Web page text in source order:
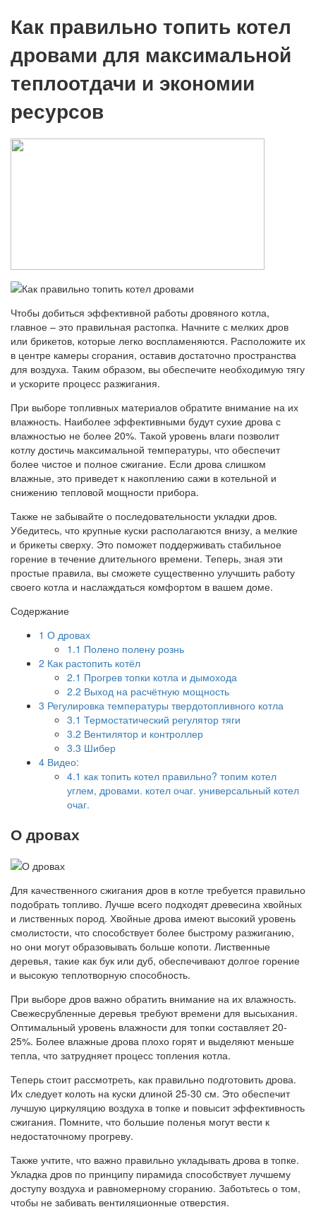
Как правильно топить котел
дровами для максимальной
теплоотдачи и экономии
ресурсов
Чтобы добиться эффективной работы дровяного котла,
главное – это правильная растопка. Начните с мелких дров
или брикетов, которые легко воспламеняются. Расположите их
в центре камеры сгорания, оставив достаточно пространства
для воздуха. Таким образом, вы обеспечите необходимую тягу
и ускорите процесс разжигания.
При выборе топливных материалов обратите внимание на их
влажность. Наиболее эффективными будут сухие дрова с
влажностью не более 20%. Такой уровень влаги позволит
котлу достичь максимальной температуры, что обеспечит
более чистое и полное сжигание. Если дрова слишком
влажные, это приведет к накоплению сажи в котельной и
снижению тепловой мощности прибора.
Также не забывайте о последовательности укладки дров.
Убедитесь, что крупные куски располагаются внизу, а мелкие
и брикеты сверху. Это поможет поддерживать стабильное
горение в течение длительного времени. Теперь, зная эти
простые правила, вы сможете существенно улучшить работу
своего котла и наслаждаться комфортом в вашем доме.
Содержание
1 О дровах
1.1 Полено полену рознь
2 Как растопить котёл
2.1 Прогрев топки котла и дымохода
2.2 Выход на расчётную мощность
3 Регулировка температуры твердотопливного котла
3.1 Термостатический регулятор тяги
3.2 Вентилятор и контроллер
3.3 Шибер
4 Видео:
4.1 как топить котел правильно? топим котел
углем, дровами. котел очаг. универсальный котел
очаг.
О дровах
Для качественного сжигания дров в котле требуется правильно
подобрать топливо. Лучше всего подходят древесина хвойных
и лиственных пород. Хвойные дрова имеют высокий уровень
смолистости, что способствует более быстрому разжиганию,
но они могут образовывать больше копоти. Лиственные
деревья, такие как бук или дуб, обеспечивают долгое горение
и высокую теплотворную способность.
При выборе дров важно обратить внимание на их влажность.
Свежесрубленные деревья требуют времени для высыхания.
Оптимальный уровень влажности для топки составляет 20-
25%. Более влажные дрова плохо горят и выделяют меньше
тепла, что затрудняет процесс топления котла.
Теперь стоит рассмотреть, как правильно подготовить дрова.
Их следует колоть на куски длиной 25-30 см. Это обеспечит
лучшую циркуляцию воздуха в топке и повысит эффективность
сжигания. Помните, что большие поленья могут вести к
недостаточному прогреву.
Также учтите, что важно правильно укладывать дрова в топке.
Укладка дров по принципу пирамида способствует лучшему
доступу воздуха и равномерному сгоранию. Заботьтесь о том,
чтобы не забивать вентиляционные отверстия.